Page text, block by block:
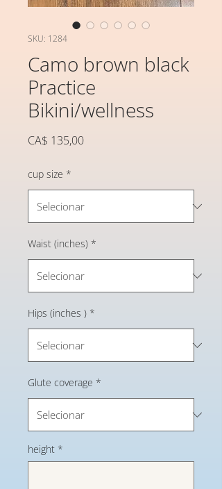
SKU: 1284
Camo brown black
Practice
Bikini/wellness
CA$ 135,00Preço
cup size *
Waist (inches) *
Hips (inches ) *
Glute coverage *
height *